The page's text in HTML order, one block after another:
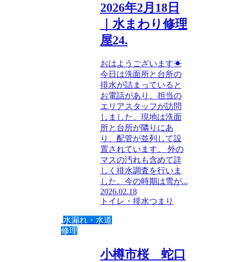
2026年2月18日
｜水まわり修理
屋24.
おはようございます☀
今日は洗面所と台所の
排水が詰まっていると
お電話があり、担当の
エリアスタッフが訪問
しました。現地は洗面
所と台所が隣りにあ
り、配管が並列して設
置されています。 外の
マスの汚れも含めて詳
しく排水調査を行いま
した。今の時期は雪が...
2026.02.18
トイレ・排水つまり
水漏れ・水道
修理
小樽市桜 蛇口